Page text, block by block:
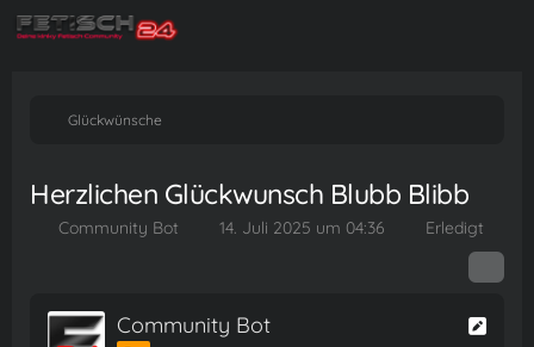
Glückwünsche
Herzlichen Glückwunsch Blubb Blibb
Community Bot 14. Juli 2025 um 04:36 Erledigt
Community Bot